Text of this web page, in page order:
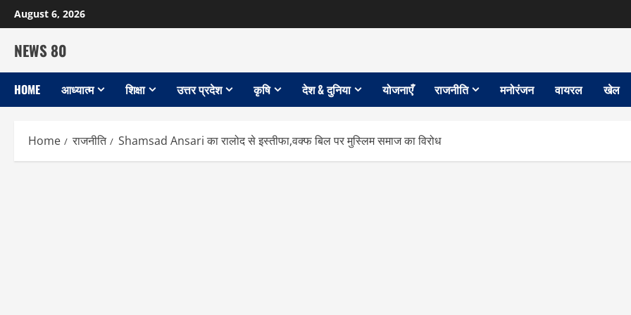
Skip
to
content
August 6, 2026
NEWS 80
HOME आध्यात्म शिक्षा उत्तर प्रदेश कृषि देश & दुनिया योजनाएँ राजनीति मनोरंजन वायरल खेल
Home राजनीति Shamsad Ansari का रालोद से इस्तीफा,वक्फ बिल पर मुस्लिम समाज का विरोध